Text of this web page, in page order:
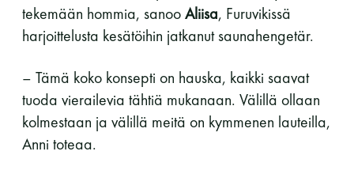
tekemään hommia, sanooAliisa, Furuvikissä
harjoittelusta kesätöihin jatkanut saunahengetär.
– Tämä koko konsepti on hauska, kaikki saavat
tuoda vierailevia tähtiä mukanaan. Välillä ollaan
kolmestaan ja välillä meitä on kymmenen lauteilla,
Anni toteaa.